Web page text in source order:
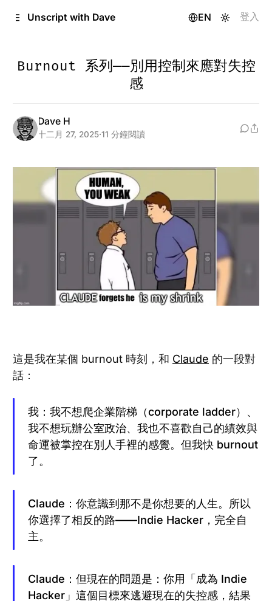
跳至內容
Unscript with Dave EN 登入
Burnout 系列——別用控制來應對失控
感
Dave H
十二月 27, 2025·11 分鐘閱讀
這是我在某個 burnout 時刻，和 Claude 的一段對
話：
我：我不想爬企業階梯（corporate ladder）、
我不想玩辦公室政治、我也不喜歡自己的績效與
命運被掌控在別人手裡的感覺。但我快 burnout
了。
Claude：你意識到那不是你想要的人生。所以
你選擇了相反的路——Indie Hacker，完全自
主。
Claude：但現在的問題是：你用「成為 Indie
Hacker」這個目標來逃避現在的失控感，結果